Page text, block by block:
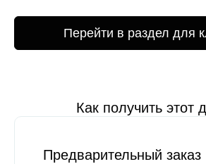
Перейти в раздел для
Как получить этот
Предварительный заказ